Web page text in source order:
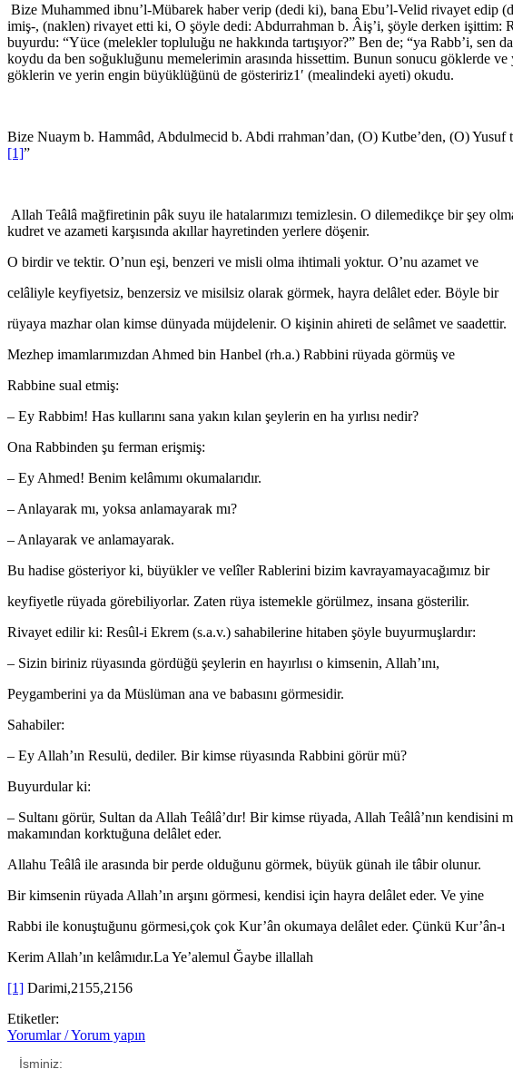
Bize Muhammed ibnu’l-Mübarek haber verip (dedi ki), bana Ebu’l-Velid rivayet edip
imiş-, (naklen) rivayet etti ki, O şöyle dedi: Abdurrahman b. Âiş’i, şöyle derken işittim:
buyurdu: “Yüce (melekler topluluğu ne hakkında tartışıyor?” Ben de; “ya Rabb’i, sen
koydu da ben soğukluğunu memelerimin arasında hissettim. Bunun sonucu göklerde
göklerin ve yerin engin büyüklüğünü de gösteririz1′ (mealindeki ayeti) okudu.
Bize Nuaym b. Hammâd, Abdulmecid b. Abdi rrahman’dan, (O) Kutbe’den, (O)
[1]”
Allah Teâlâ mağfiretinin pâk suyu ile hatalarımızı temizlesin. O dilemedikçe bir şey
kudret ve azameti karşısında akıllar hayretinden yerlere döşenir.
O birdir ve tektir. O’nun eşi, benzeri ve misli olma ihtimali yoktur. O’nu azamet ve
celâliyle keyfiyetsiz, benzersiz ve misilsiz olarak görmek, hayra delâlet eder. Böyle bir
rüyaya mazhar olan kimse dünyada müjdelenir. O kişinin ahireti de selâmet ve saadettir.
Mezhep imamlarımızdan Ahmed bin Hanbel (rh.a.) Rabbini rüyada görmüş ve
Rabbine sual etmiş:
– Ey Rabbim! Has kullarını sana yakın kılan şeylerin en ha yırlısı nedir?
Ona Rabbinden şu ferman erişmiş:
– Ey Ahmed! Benim kelâmımı okumalarıdır.
– Anlayarak mı, yoksa anlamayarak mı?
– Anlayarak ve anlamayarak.
Bu hadise gösteriyor ki, büyükler ve velîler Rablerini bizim kavrayamayacağımız bir
keyfiyetle rüyada görebiliyorlar. Zaten rüya istemekle görülmez, insana gösterilir.
Rivayet edilir ki: Resûl-i Ekrem (s.a.v.) sahabilerine hitaben şöyle buyurmuşlardır:
– Sizin biriniz rüyasında gördüğü şeylerin en hayırlısı o kimsenin, Allah’ını,
Peygamberini ya da Müslüman ana ve babasını görmesidir.
Sahabiler:
– Ey Allah’ın Resulü, dediler. Bir kimse rüyasında Rabbini görür mü?
Buyurdular ki:
– Sultanı görür, Sultan da Allah Teâlâ’dır! Bir kimse rüyada, Allah Teâlâ’nın kendisini
makamından korktuğuna delâlet eder.
Allahu Teâlâ ile arasında bir perde olduğunu görmek, büyük günah ile tâbir olunur.
Bir kimsenin rüyada Allah’ın arşını görmesi, kendisi için hayra delâlet eder. Ve yine
Rabbi ile konuştuğunu görmesi,çok çok Kur’ân okumaya delâlet eder. Çünkü Kur’ân-ı
Kerim Allah’ın kelâmıdır.La Ye’alemul Ğaybe illallah
[1] Darimi,2155,2156
Etiketler:
Yorumlar / Yorum yapın
İsminiz: